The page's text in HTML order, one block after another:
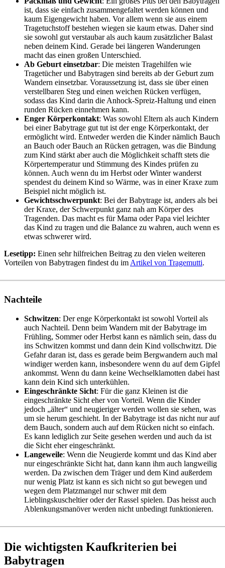
ist, dass sie einfach zusammengefaltet werden können und
kaum Eigengewicht haben. Vor allem wenn sie aus einem
Tragetuchstoff bestehen wiegen sie kaum etwas. Daher sind
sie sowohl gut verstaubar als auch kaum zusätzlicher Balast
neben deinem Kind. Gerade bei längeren Wanderungen
macht das einen großen Unterschied.
Ab Geburt einsetzbar: Die meisten Tragehilfen wie
Tragetücher und Babytragen sind bereits ab der Geburt zum
Wandern einsetzbar. Voraussetzung ist, dass sie über einen
verstellbaren Steg und einen weichen Rücken verfügen,
sodass das Kind darin die Anhock-Spreiz-Haltung und einen
runden Rücken einnehmen kann.
Enger Körperkontakt: Was sowohl Eltern als auch Kindern
bei einer Babytrage gut tut ist der enge Körperkontakt, der
ermöglicht wird. Entweder werden die Kinder nämlich Bauch
an Bauch oder Bauch an Rücken getragen, was die Bindung
zum Kind stärkt aber auch die Möglichkeit schafft stets die
Körpertemperatur und Stimmung des Kindes prüfen zu
können. Auch wenn du im Herbst oder Winter wanderst
spendest du deinem Kind so Wärme, was in einer Kraxe zum
Beispiel nicht möglich ist.
Gewichtsschwerpunkt: Bei der Babytrage ist, anders als bei
der Kraxe, der Schwerpunkt ganz nah am Körper des
Tragenden. Das macht es für Mama oder Papa viel leichter
das Kind zu tragen und die Balance zu wahren, auch wenn es
etwas schwerer wird.
Lesetipp: Einen sehr hilfreichen Beitrag zu den vielen weiteren
Vorteilen von Babytragen findest du im Artikel von Tragemutti.
Nachteile
Schwitzen: Der enge Körperkontakt ist sowohl Vorteil als
auch Nachteil. Denn beim Wandern mit der Babytrage im
Frühling, Sommer oder Herbst kann es nämlich sein, dass du
ins Schwitzen kommst und dann dein Kind vollschwitzt. Die
Gefahr daran ist, dass es gerade beim Bergwandern auch mal
windiger werden kann, insbesondere wenn du auf dem Gipfel
ankommst. Wenn du dann keine Wechselklamotten dabei hast
kann dein Kind sich unterkühlen.
Eingeschränkte Sicht: Für die ganz Kleinen ist die
eingeschränkte Sicht eher von Vorteil. Wenn die Kinder
jedoch „älter“ und neugieriger werden wollen sie sehen, was
um sie herum geschieht. In der Babytrage ist das nicht nur auf
dem Bauch, sondern auch auf dem Rücken nicht so einfach.
Es kann lediglich zur Seite gesehen werden und auch da ist
die Sicht eher eingeschränkt.
Langeweile: Wenn die Neugierde kommt und das Kind aber
nur eingeschränkte Sicht hat, dann kann ihm auch langweilig
werden. Da zwischen dem Träger und dem Kind außerdem
nur wenig Platz ist kann es sich nicht so gut bewegen und
wegen dem Platzmangel nur schwer mit dem
Lieblingskuscheltier oder der Rassel spielen. Das heisst auch
Ablenkungsmanöver werden nicht unbedingt funktionieren.
Die wichtigsten Kaufkriterien bei
Babytragen